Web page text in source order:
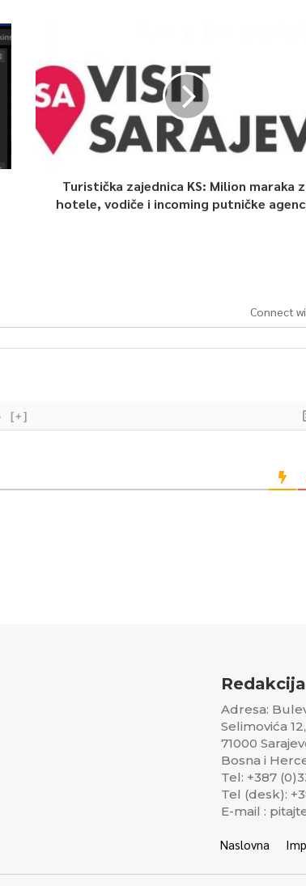
Turistička zajednica KS: Milion maraka
hotele, vodiče i incoming putničke
Connect
[+]
Redakcija
Adresa:
Selimovića 12,
71000
Bosna i
Tel: +387
Tel (desk):
E-mail :
Naslovna